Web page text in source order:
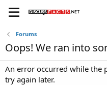
Forums
Oops! We ran into
An error occurred while the
try again later.